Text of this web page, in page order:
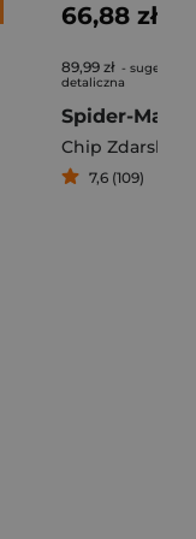
66,88 zł
89,99 zł -
detaliczna
Chip Zdarsky
7,6 (109)